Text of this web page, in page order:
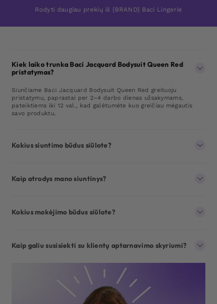
Rodyti daugiau prekių iš {BRAND} Baci Lingerie
Kiek laiko trunka Baci Jacquard Bodysuit Queen Red
pristatymas?
Siunčiame Baci Jacquard Bodysuit Queen Red greituoju
pristatymu, paprastai per 2–4 darbo dienas užsakymams,
pateiktiems iki 12 val., kad galėtumėte kuo greičiau mėgautis
savo produktu.
Kokius siuntimo būdus siūlote?
Kaip atrodys mano siuntinys?
Kokius mokėjimo būdus siūlote?
Kaip galiu susisiekti su klientų aptarnavimo skyriumi?